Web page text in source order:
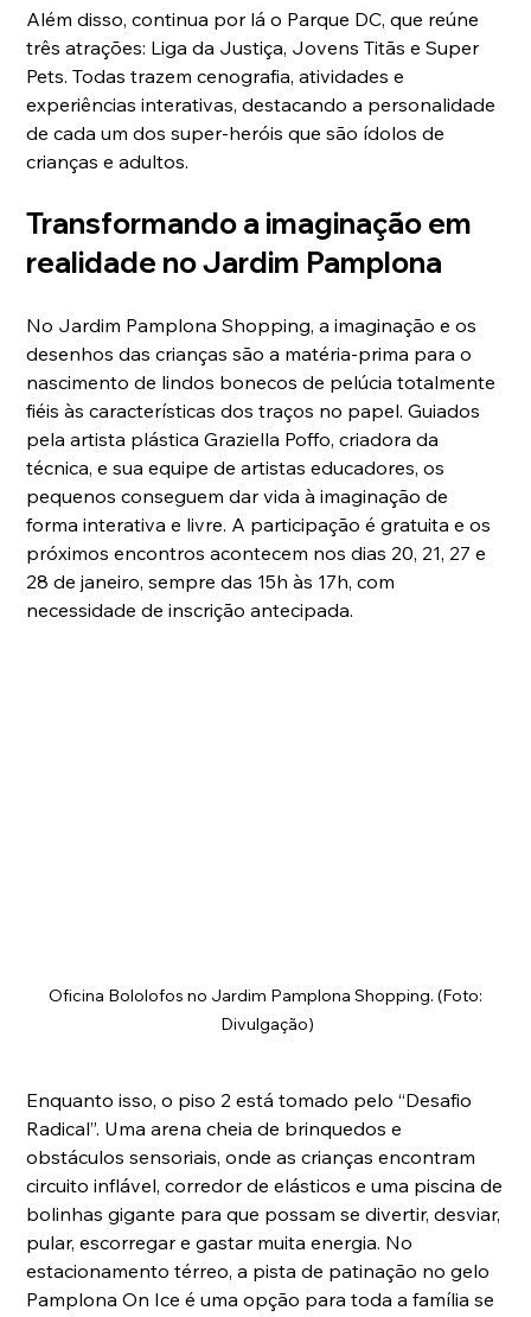
Além disso, continua por lá o Parque DC, que reúne
três atrações: Liga da Justiça, Jovens Titãs e Super
Pets. Todas trazem cenografia, atividades e
experiências interativas, destacando a personalidade
de cada um dos super-heróis que são ídolos de
crianças e adultos.
Transformando a imaginação em
realidade no Jardim Pamplona
No Jardim Pamplona Shopping, a imaginação e os
desenhos das crianças são a matéria-prima para o
nascimento de lindos bonecos de pelúcia totalmente
fiéis às características dos traços no papel. Guiados
pela artista plástica Graziella Poffo, criadora da
técnica, e sua equipe de artistas educadores, os
pequenos conseguem dar vida à imaginação de
forma interativa e livre. A participação é gratuita e os
próximos encontros acontecem nos dias 20, 21, 27 e
28 de janeiro, sempre das 15h às 17h, com
necessidade de inscrição antecipada.
Oficina Bololofos no Jardim Pamplona Shopping. (Foto:
Divulgação)
Enquanto isso, o piso 2 está tomado pelo “Desafio
Radical”. Uma arena cheia de brinquedos e
obstáculos sensoriais, onde as crianças encontram
circuito inflável, corredor de elásticos e uma piscina de
bolinhas gigante para que possam se divertir, desviar,
pular, escorregar e gastar muita energia. No
estacionamento térreo, a pista de patinação no gelo
Pamplona On Ice é uma opção para toda a família se